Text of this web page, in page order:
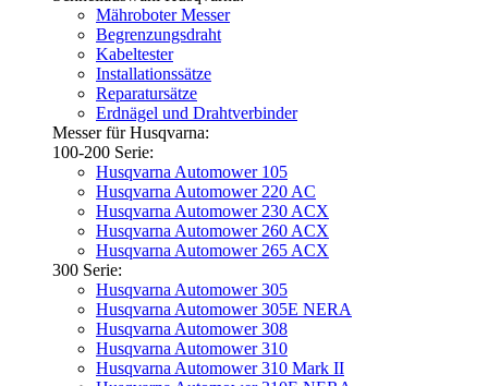
Mähroboter Messer
Begrenzungsdraht
Kabeltester
Installationssätze
Reparatursätze
Erdnägel und Drahtverbinder
Messer für Husqvarna:
100-200 Serie:
Husqvarna Automower 105
Husqvarna Automower 220 AC
Husqvarna Automower 230 ACX
Husqvarna Automower 260 ACX
Husqvarna Automower 265 ACX
300 Serie:
Husqvarna Automower 305
Husqvarna Automower 305E NERA
Husqvarna Automower 308
Husqvarna Automower 310
Husqvarna Automower 310 Mark II